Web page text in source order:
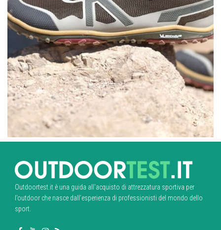
Outdoortest.it è una guida all’acquisto di attrezzatura sportiva per
l’outdoor che nasce dall’esperienza di professionisti del mondo dello
sport.